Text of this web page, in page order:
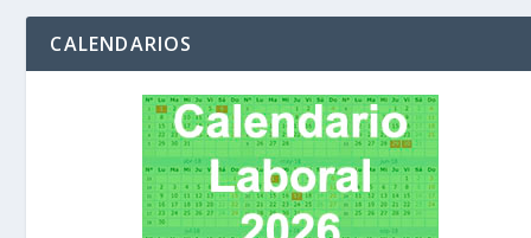
CALENDARIOS